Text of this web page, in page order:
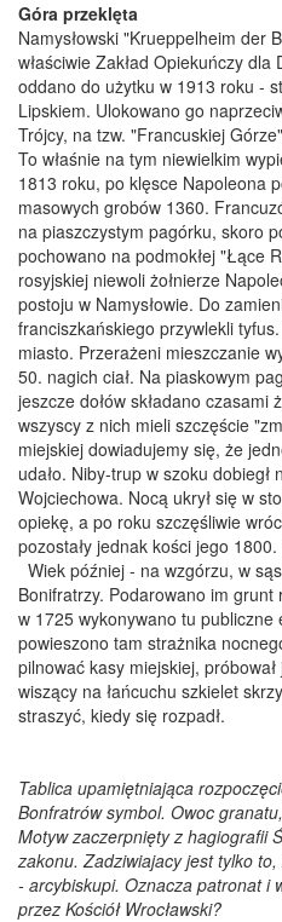
Góra przeklęta
Namysłowski "Krueppelheim der
właściwie Zakład Opiekuńczy
oddano do użytku w 1913 roku -
Lipskiem. Ulokowano go
Trójcy, na tzw. "Francuskiej
To właśnie na tym niewielkim
1813 roku, po klęsce Napoleona
masowych grobów 1360.
na piaszczystym pagórku, skoro
pochowano na podmokłej "Łące
rosyjskiej niewoli żołnierze
postoju w Namysłowie. Do
franciszkańskiego przywlekli
miasto. Przerażeni mieszczanie
50. nagich ciał. Na piaskowym
jeszcze dołów składano
wszyscy z nich mieli szczęście
miejskiej dowiadujemy się, że
udało. Niby-trup w szoku
Wojciechowa. Nocą ukrył się w
opiekę, a po roku szczęśliwie
pozostały jednak kości jego
Wiek później - na wzgórzu, w
Bonifratrzy. Podarowano im grunt
w 1725 wykonywano tu publiczne
powieszono tam strażnika
pilnować kasy miejskiej,
wiszący na łańcuchu szkielet
straszyć, kiedy się rozpadł.
Tablica upamiętniająca
Bonfratrów symbol. Owoc
Motyw zaczerpnięty z hagiografii
zakonu. Zadziwiajacy jest tylko
- arcybiskupi. Oznacza patronat i
przez Kościół Wrocławski?